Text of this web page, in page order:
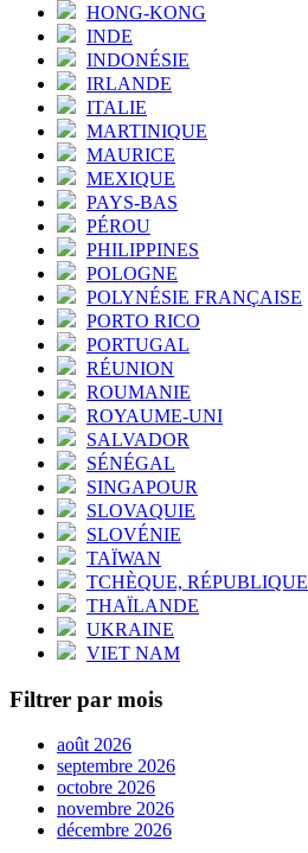
HONG-KONG
INDE
INDONÉSIE
IRLANDE
ITALIE
MARTINIQUE
MAURICE
MEXIQUE
PAYS-BAS
PÉROU
PHILIPPINES
POLOGNE
POLYNÉSIE FRANÇAISE
PORTO RICO
PORTUGAL
RÉUNION
ROUMANIE
ROYAUME-UNI
SALVADOR
SÉNÉGAL
SINGAPOUR
SLOVAQUIE
SLOVÉNIE
TAÏWAN
TCHÈQUE, RÉPUBLIQUE
THAÏLANDE
UKRAINE
VIET NAM
Filtrer par mois
août 2026
septembre 2026
octobre 2026
novembre 2026
décembre 2026